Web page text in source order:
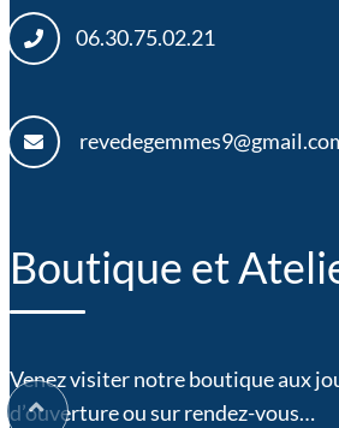
06.30.75.02.21
Boutique et
Venez visiter notre boutique aux
d’ouverture ou sur rendez-vous…